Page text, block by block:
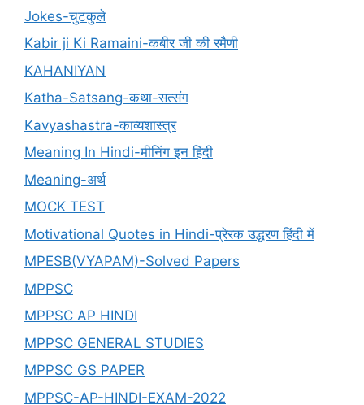
Jokes-चुटकुले
Kabir ji Ki Ramaini-कबीर जी की रमैणी
KAHANIYAN
Katha-Satsang-कथा-सत्संग
Kavyashastra-काव्यशास्त्र
Meaning In Hindi-मीनिंग इन हिंदी
Meaning-अर्थ
MOCK TEST
Motivational Quotes in Hindi-प्रेरक उद्धरण हिंदी में
MPESB(VYAPAM)-Solved Papers
MPPSC
MPPSC AP HINDI
MPPSC GENERAL STUDIES
MPPSC GS PAPER
MPPSC-AP-HINDI-EXAM-2022